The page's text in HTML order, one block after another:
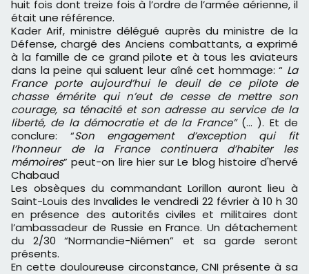
huit fois dont treize fois à l’ordre de l’armée aérienne, il
était une référence.
Kader Arif, ministre délégué auprès du ministre de la
Défense, chargé des Anciens combattants, a exprimé
à la famille de ce grand pilote et à tous les aviateurs
dans la peine qui saluent leur aîné cet hommage: “ La
France porte aujourd’hui le deuil de ce pilote de
chasse émérite qui n’eut de cesse de mettre son
courage, sa ténacité et son adresse au service de la
liberté, de la démocratie et de la France” (… ). Et de
conclure: “Son engagement d’exception qui fit
l’honneur de la France continuera d’habiter les
mémoires” peut-on lire hier sur Le blog histoire d'hervé
Chabaud
Les obsèques du commandant Lorillon auront lieu à
Saint-Louis des Invalides le vendredi 22 février à 10 h 30
en présence des autorités civiles et militaires dont
l’ambassadeur de Russie en France. Un détachement
du 2/30 “Normandie-Niémen” et sa garde seront
présents.
En cette douloureuse circonstance, CNI présente à sa